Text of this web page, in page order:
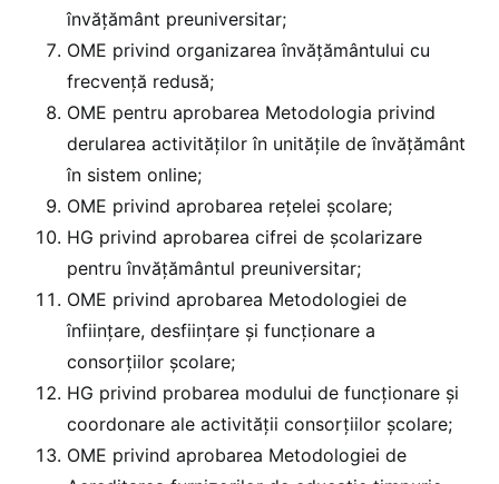
învățământ preuniversitar;
OME privind organizarea învăţământului cu
frecvenţă redusă;
OME pentru aprobarea Metodologia privind
derularea activităţilor în unităţile de învăţământ
în sistem online;
OME privind aprobarea rețelei școlare;
HG privind aprobarea cifrei de școlarizare
pentru învățământul preuniversitar;
OME privind aprobarea Metodologiei de
înfiinţare, desfiinţare şi funcţionare a
consorţiilor şcolare;
HG privind probarea modului de funcționare și
coordonare ale activității consorțiilor școlare;
OME privind aprobarea Metodologiei de